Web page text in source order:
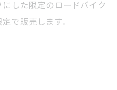
した限定のロードバイク
で販売します。